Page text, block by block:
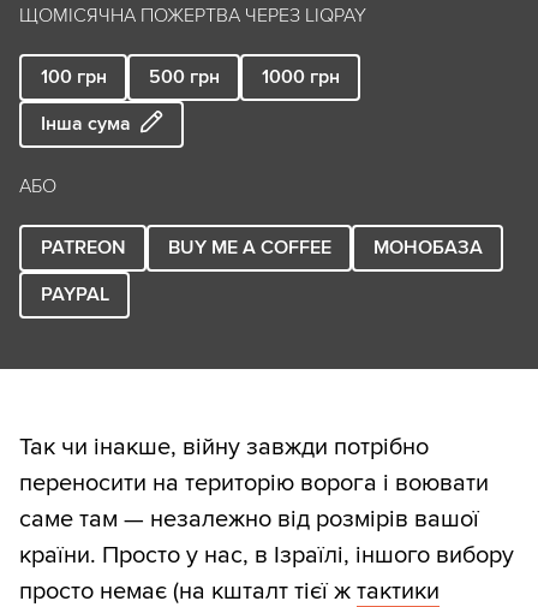
ЩОМІСЯЧНА ПОЖЕРТВА ЧЕРЕЗ LIQPAY
100 грн 500 грн 1000 грн
Інша сума
АБО
PATREON BUY ME A COFFEE
МОНОБАЗА
PAYPAL
Так чи інакше, війну завжди потрібно
переносити на територію ворога і воювати
саме там — незалежно від розмірів вашої
країни. Просто у нас, в Ізраїлі, іншого вибору
просто немає (на кшталт тієї ж тактики